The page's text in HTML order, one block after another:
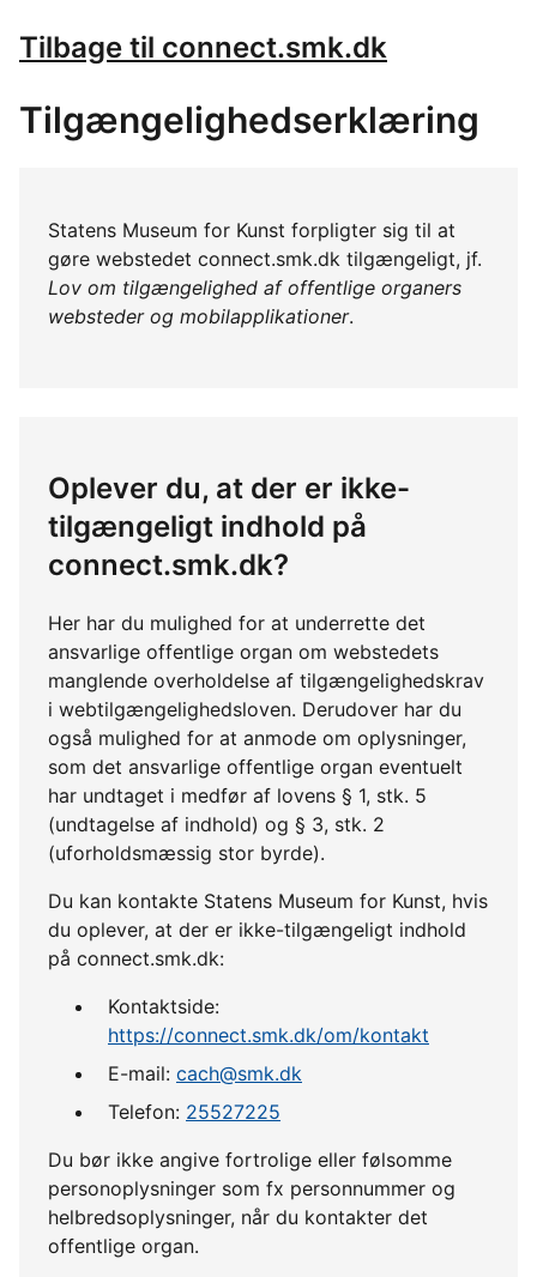
Tilbage til connect.smk.dk
Tilgængelighedserklæring
Statens Museum for Kunst forpligter sig til at
gøre webstedet connect.smk.dk tilgængeligt, jf.
Lov om tilgængelighed af offentlige organers
websteder og mobilapplikationer.
Oplever du, at der er ikke-
tilgængeligt indhold på
connect.smk.dk?
Her har du mulighed for at underrette det
ansvarlige offentlige organ om webstedets
manglende overholdelse af tilgængelighedskrav
i webtilgængelighedsloven. Derudover har du
også mulighed for at anmode om oplysninger,
som det ansvarlige offentlige organ eventuelt
har undtaget i medfør af lovens § 1, stk. 5
(undtagelse af indhold) og § 3, stk. 2
(uforholdsmæssig stor byrde).
Du kan kontakte Statens Museum for Kunst, hvis
du oplever, at der er ikke-tilgængeligt indhold
på connect.smk.dk:
Kontaktside:
https://connect.smk.dk/om/kontakt
E-mail: cach@smk.dk
Telefon: 25527225
Du bør ikke angive fortrolige eller følsomme
personoplysninger som fx personnummer og
helbredsoplysninger, når du kontakter det
offentlige organ.